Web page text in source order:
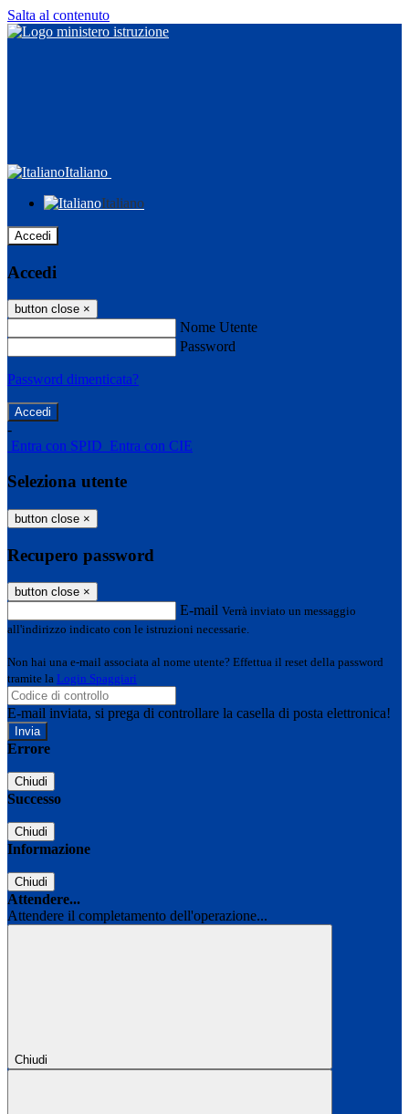
Salta al contenuto
Italiano
Italiano
Accedi
Accedi
button close ×
Nome Utente
Password
Password dimenticata?
-
Entra con SPID Entra con CIE
Seleziona utente
button close ×
Recupero password
button close ×
E-mail Verrà inviato un messaggio
all'indirizzo indicato con le istruzioni necessarie.
Non hai una e-mail associata al nome utente? Effettua il reset della password
tramite la Login Spaggiari
E-mail inviata, si prega di controllare la casella di posta elettronica!
Errore
Chiudi
Successo
Chiudi
Informazione
Chiudi
Attendere...
Attendere il completamento dell'operazione...
Chiudi